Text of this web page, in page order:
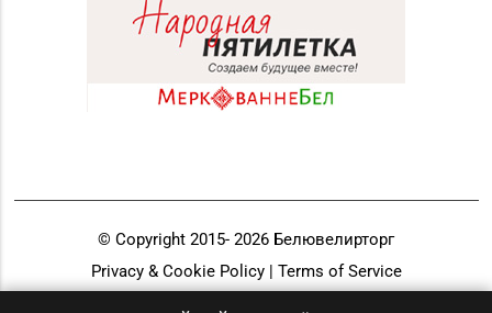
© Copyright 2015- 2026 Белювелирторг
Privacy & Cookie Policy | Terms of Service